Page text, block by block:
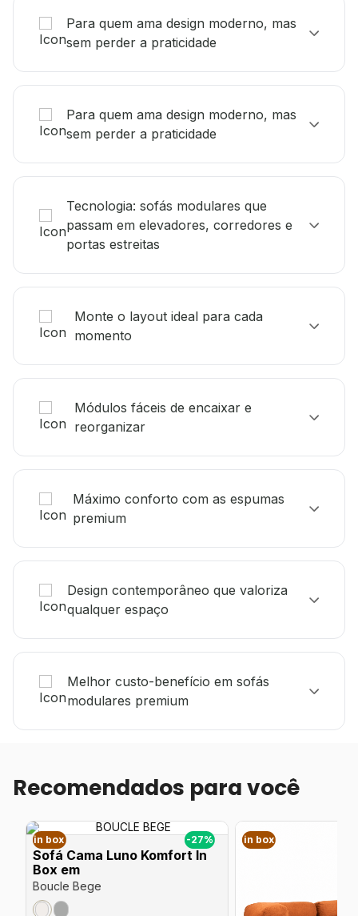
Para quem ama design moderno, mas
sem perder a praticidade
Para quem ama design moderno, mas
sem perder a praticidade
Tecnologia: sofás modulares que
passam em elevadores, corredores e
portas estreitas
Monte o layout ideal para cada
momento
Módulos fáceis de encaixar e
reorganizar
Máximo conforto com as espumas
premium
Design contemporâneo que valoriza
qualquer espaço
Melhor custo-benefício em sofás
modulares premium
Recomendados para você
in box -27%
Sofá Cama Luno Komfort In
Box em
Boucle Bege
in box